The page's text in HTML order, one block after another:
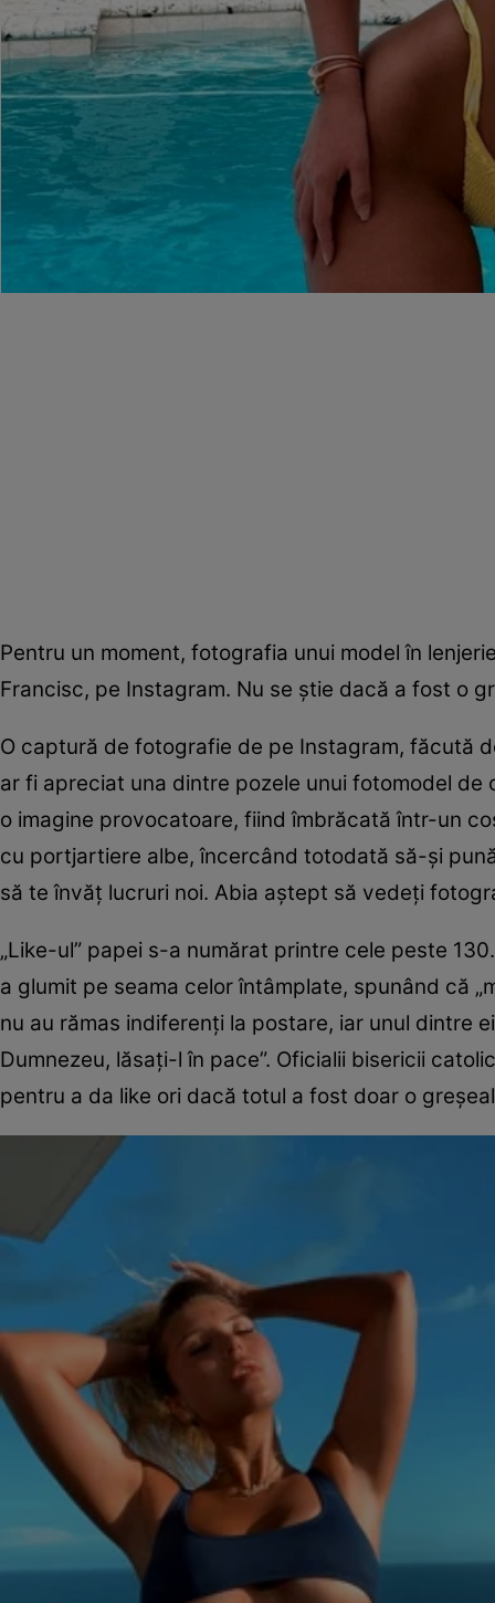
Pentru un moment, fotografia unui model în
Francisc, pe Instagram. Nu se ştie dacă a fost o
O captură de fotografie de pe Instagram, făcută
ar fi apreciat una dintre pozele unui fotomodel de
o imagine provocatoare, fiind îmbrăcată într-un
cu portjartiere albe, încercând totodată să-şi
să te învăţ lucruri noi. Abia aştept să vedeţi
„Like-ul” papei s-a numărat printre cele peste
a glumit pe seama celor întâmplate, spunând că
nu au rămas indiferenţi la postare, iar unul dintre
Dumnezeu, lăsaţi-l în pace”. Oficialii bisericii
pentru a da like ori dacă totul a fost doar o